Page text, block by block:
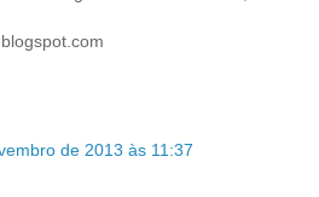
de 2013 às 11:37